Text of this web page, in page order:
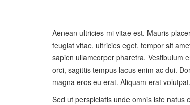
Aenean ultricies mi vitae est. Mauris
feugiat vitae, ultricies eget, tempor sit
sapien ullamcorper pharetra. Vestibulum
orci, sagittis tempus lacus enim ac dui.
magna eros eu erat. Aliquam erat
Sed ut perspiciatis unde omnis iste